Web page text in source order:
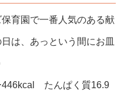
育園で一番人気のある献
は、あっという間にお皿
446kcal たんぱく質16.9